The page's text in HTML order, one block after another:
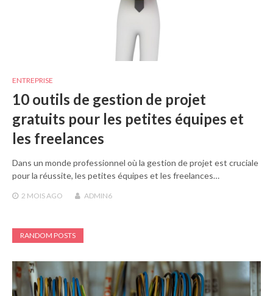
ENTREPRISE
10 outils de gestion de projet
gratuits pour les petites équipes et
les freelances
Dans un monde professionnel où la gestion de projet est cruciale
pour la réussite, les petites équipes et les freelances…
2 MOIS AGO ADMIN6
RANDOM POSTS